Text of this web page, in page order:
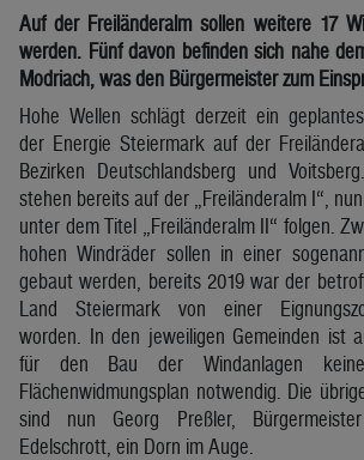
Auf der Freiländeralm sollen weitere 17
werden. Fünf davon befinden sich nahe
Modriach, was den Bürgermeister zum
Hohe Wellen schlägt derzeit ein
der Energie Steiermark auf der
Bezirken Deutschlandsberg und
stehen bereits auf der „Freiländeralm I“,
unter dem Titel „Freiländeralm II“ folgen.
hohen Windräder sollen in einer
gebaut werden, bereits 2019 war der
Land Steiermark von einer
worden. In den jeweiligen Gemeinden ist
für den Bau der Windanlagen
Flächenwidmungsplan notwendig. Die
sind nun Georg Preßler,
Edelschrott, ein Dorn im Auge.